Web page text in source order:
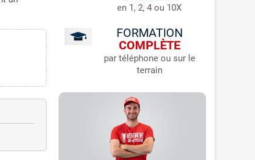
en 1, 2, 4 ou 10X
FORMATION
COMPLÈTE
par téléphone ou sur le
terrain